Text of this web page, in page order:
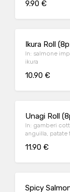
9.90 €
Ikura Roll
In: salmone
ikura
10.90 €
Unagi Roll
In: gamberi
anguilla, patate
11.90 €
Spicy